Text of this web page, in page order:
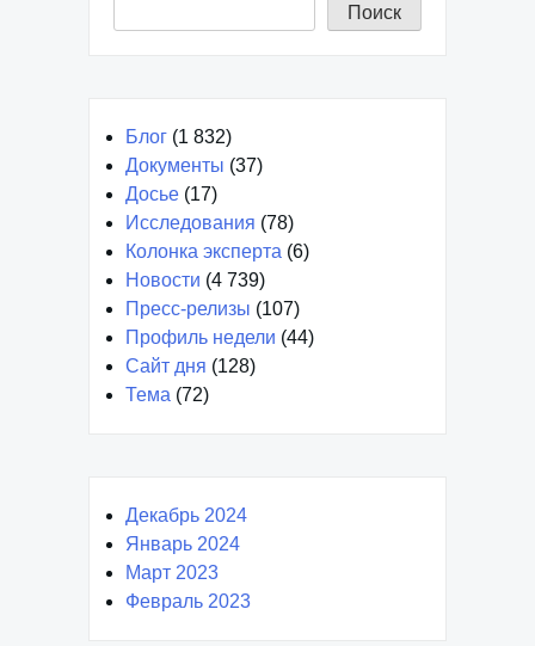
Поиск
Блог (1 832)
Документы (37)
Досье (17)
Исследования (78)
Колонка эксперта (6)
Новости (4 739)
Пресс-релизы (107)
Профиль недели (44)
Сайт дня (128)
Тема (72)
Декабрь 2024
Январь 2024
Март 2023
Февраль 2023